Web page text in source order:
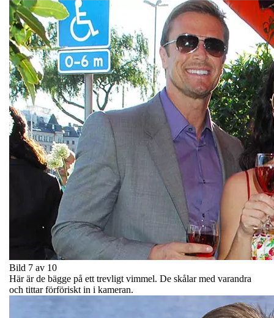
Bild 7 av 10
Här är de bägge på ett trevligt vimmel. De skålar med varandra
och tittar förföriskt in i kameran.